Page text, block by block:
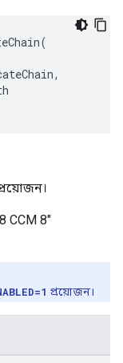
(
,
CCM 8"
প্রয়োজন।